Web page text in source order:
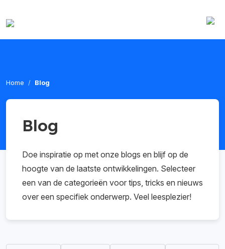
Home Blog
Blog
Doe inspiratie op met onze blogs en blijf op de
hoogte van de laatste ontwikkelingen. Selecteer
een van de categorieën voor tips, tricks en nieuws
over een specifiek onderwerp. Veel leesplezier!